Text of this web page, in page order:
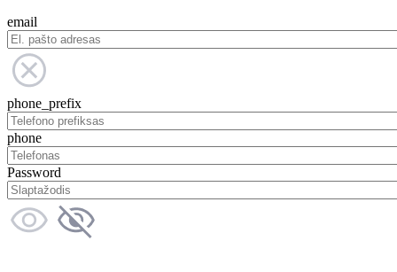
email
phone_prefix
phone
Password